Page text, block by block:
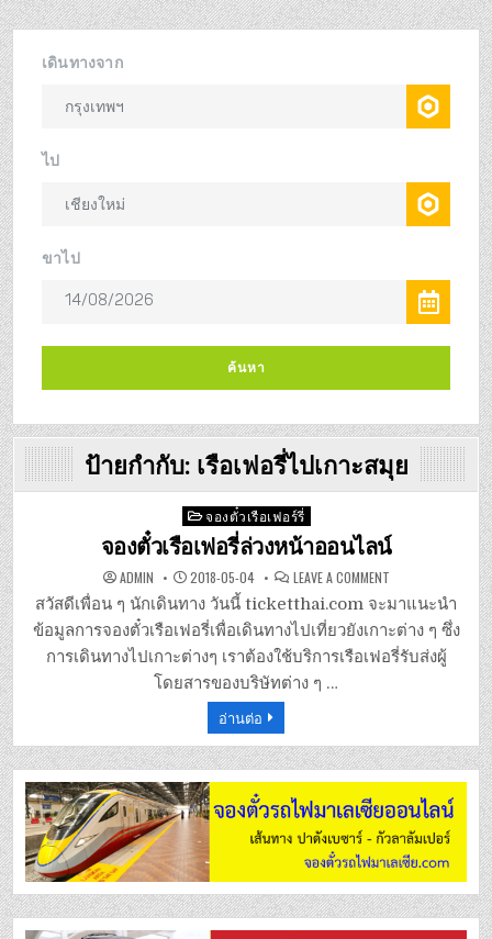
ป้ายกำกับ: เรือเฟอรี่ไปเกาะสมุย
Posted
in
จองตั๋วเรือเฟอร์รี่
จองตั๋วเรือเฟอรี่ล่วงหน้าออนไลน์
ADMIN 2018-05-04 LEAVE A COMMENTON
ตั๋ว
เรือ
เฟ
อรี่
ล่วง
หน้า
สวัสดีเพื่อน ๆ นักเดินทาง วันนี้ ticketthai.com จะมาแนะนำ
ข้อมูลการจองตั๋วเรือเฟอรี่เพื่อเดินทางไปเที่ยวยังเกาะต่าง ๆ ซึ่ง
การเดินทางไปเกาะต่างๆ เราต้องใช้บริการเรือเฟอรี่รับส่งผู้
โดยสารของบริษัทต่าง ๆ …
อ่านต่อ